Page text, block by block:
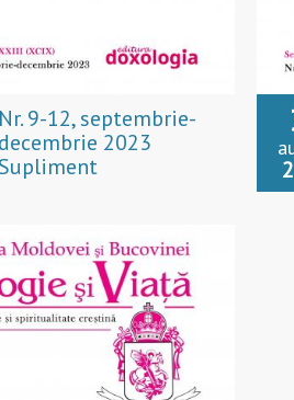
9-12, septembrie-
2023